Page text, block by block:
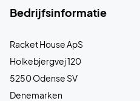
Bedrijfsinformatie
Racket House ApS
Holkebjergvej 120
5250 Odense SV
Denemarken